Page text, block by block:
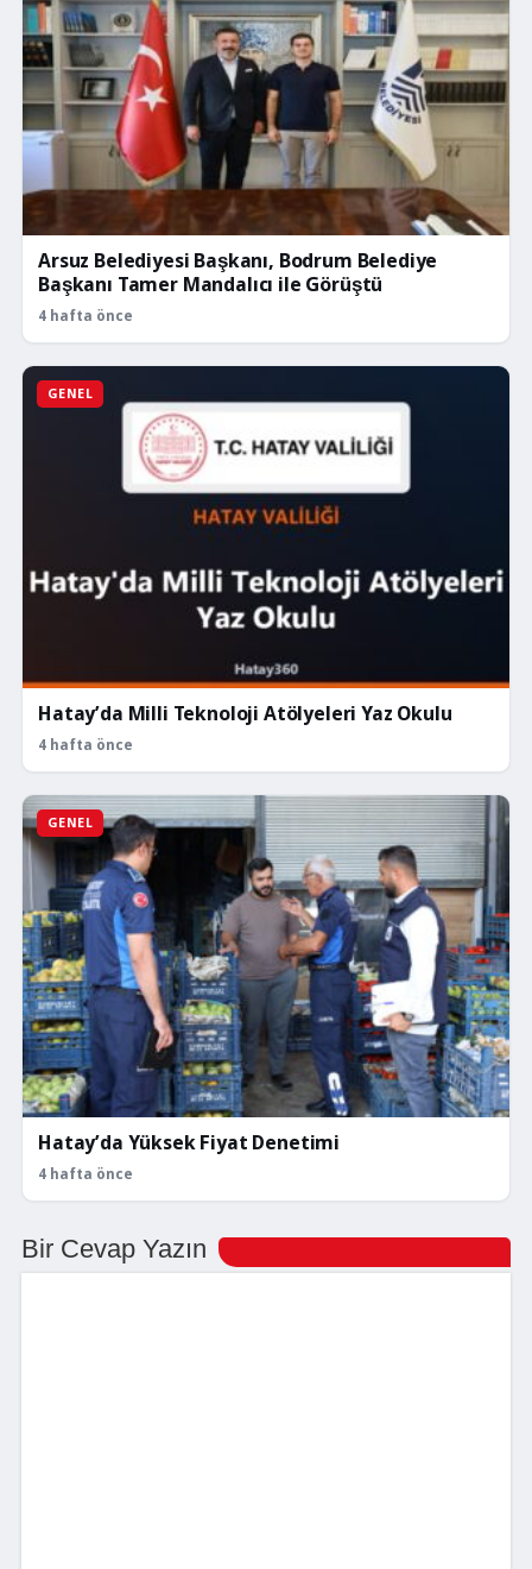
Arsuz Belediyesi Başkanı, Bodrum Belediye
Başkanı Tamer Mandalıcı ile Görüştü
4 hafta önce
GENEL
Hatay’da Milli Teknoloji Atölyeleri Yaz Okulu
4 hafta önce
GENEL
Hatay’da Yüksek Fiyat Denetimi
4 hafta önce
Bir Cevap Yazın